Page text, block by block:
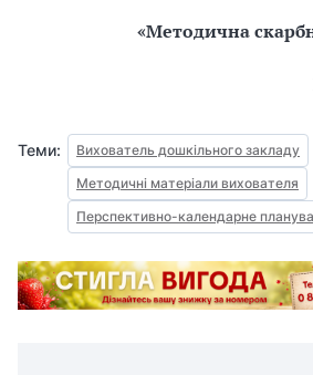
«Методична
Теми:
Вихователь дошкільного закладу
Методичні матеріали вихователя
Перспективно-календарне